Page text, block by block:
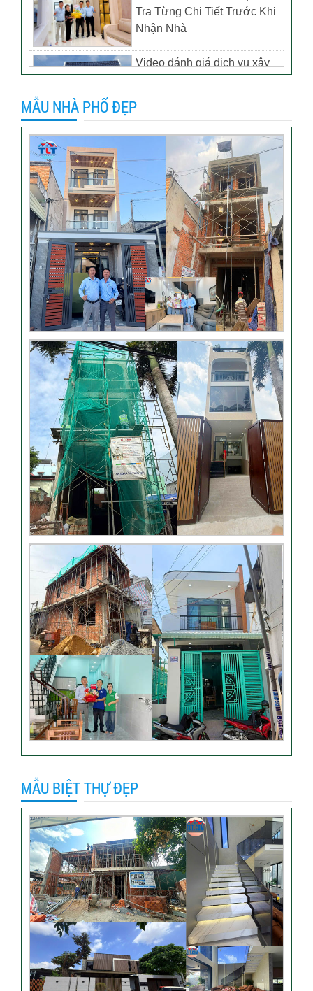
Tra Từng Chi Tiết Trước Khi
Nhận Nhà
Video đánh giá dịch vụ xây
Khách hàng đánh giá dịch vụ
xây dựng của TLT
Đánh giá khách hàng xây
nhà tại Thủ Đức
Thi công móng nhà có sàn
vượt nhịp tại Hóc Môn
Đánh giá của khách hàng
xây nhà 3 tầng tại Thủ Đức
Video đánh giá của khách
hàng anh Hào Quận Gò Vấp-
Xây nhà trọn gói
VIDEO đánh giá của khách
hàng xây nhà trọn gói tại TP
Thủ Đức
Video sửa nhà trọn gói tại
Video hình ảnh thi công nhà
anh Hiếu
Video bàn giao nhà chị
Phượng – Nhà Bè TPHCM
MẪU NHÀ PHỐ ĐẸP
MẪU BIỆT THỰ ĐẸP